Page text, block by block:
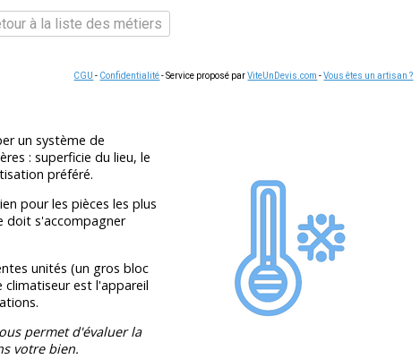
à la liste des métiers
CGU - Confidentialité- Service proposé parViteUnDevis.com -Vous êtes un artisan ?
un système de
: superficie du lieu, le
préféré.
pour les pièces les plus
doit s'accompagner
unités (un gros bloc
est l'appareil
permet d'évaluer la
votre bien.